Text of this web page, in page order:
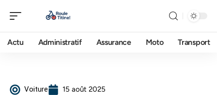
Actu Administratif Assurance Moto Transport
Voiture 15 août 2025